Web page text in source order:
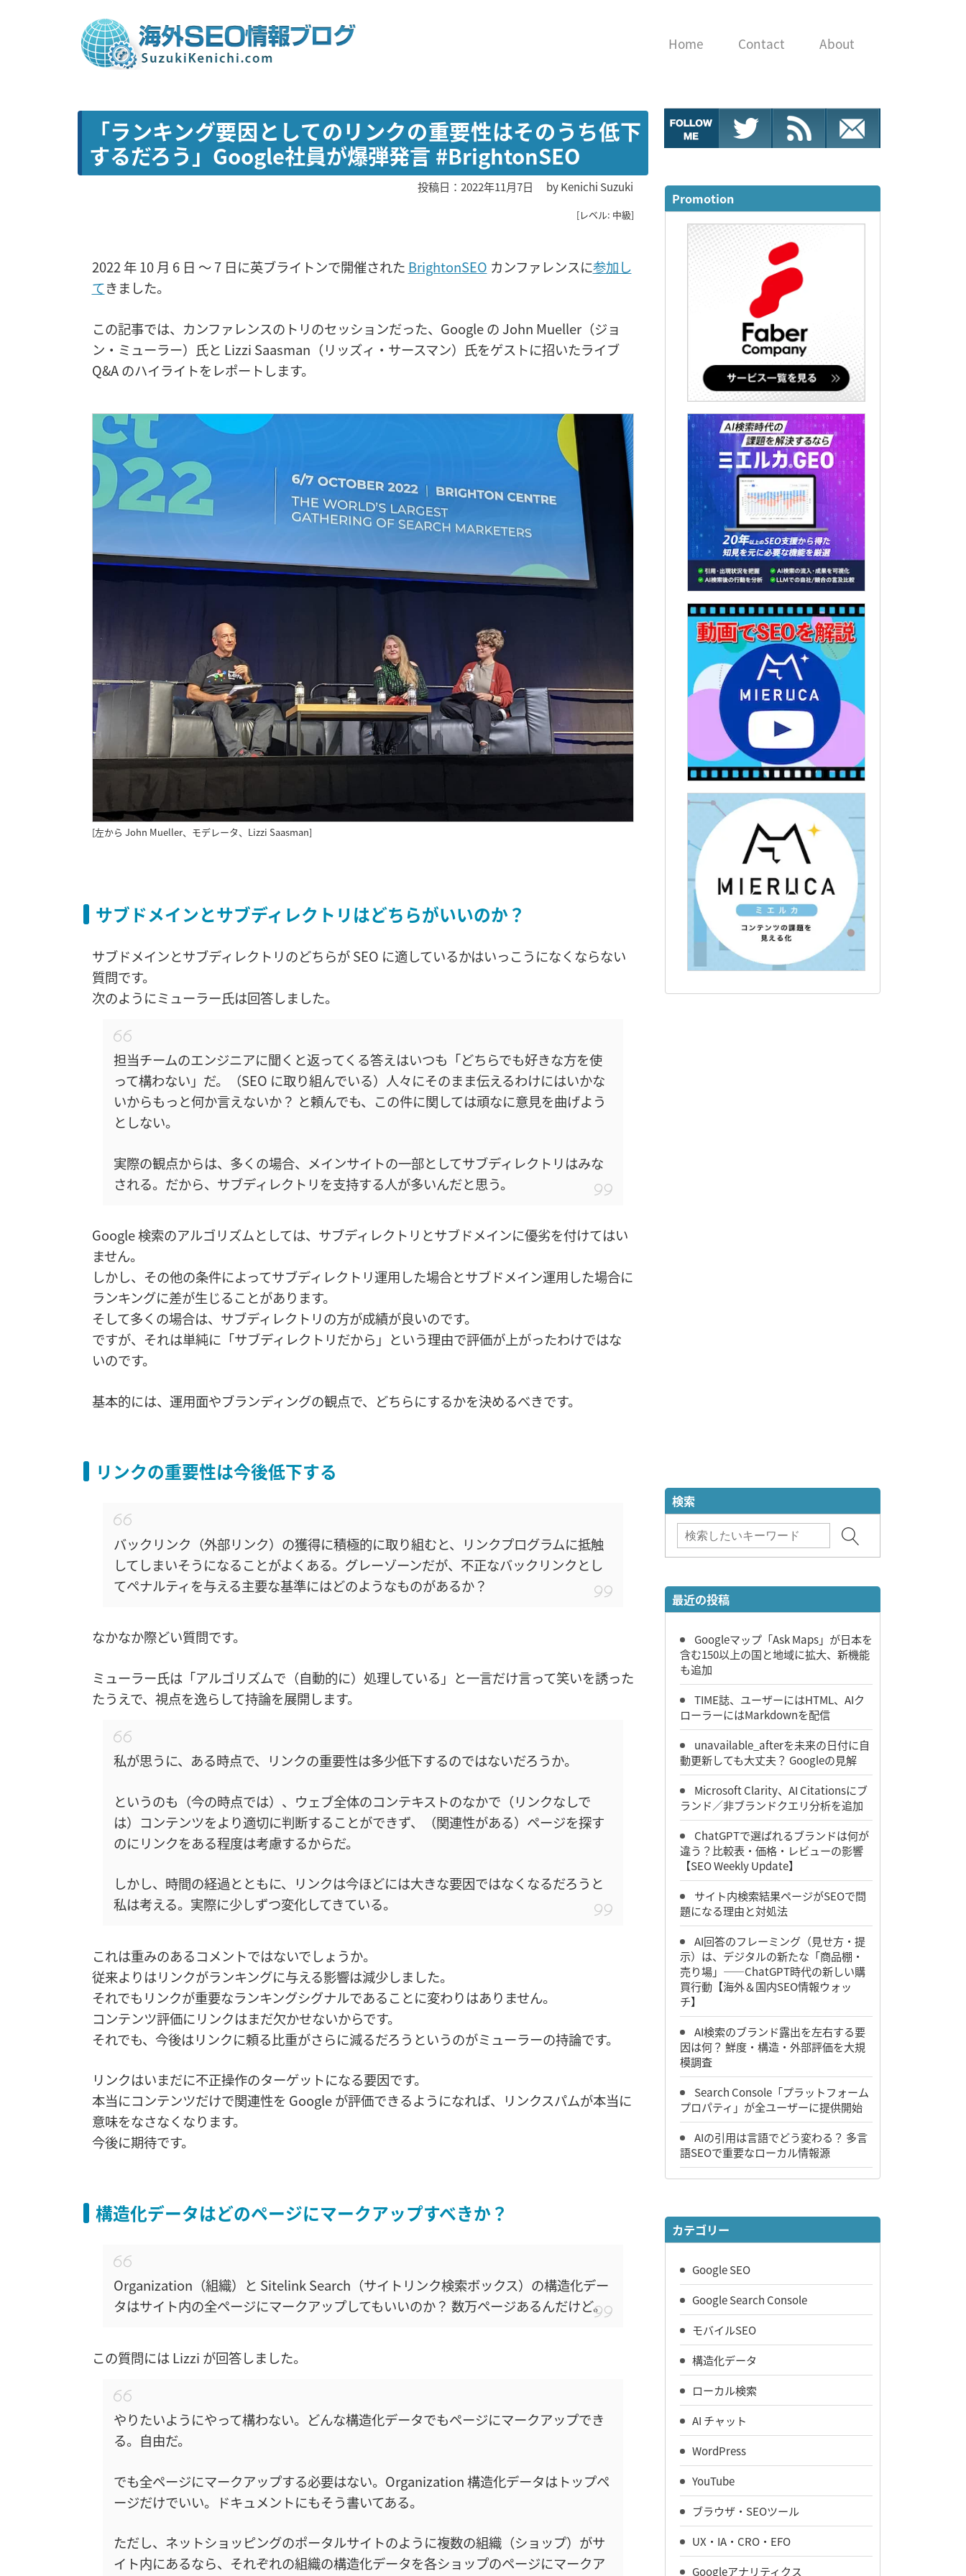
Home Contact About
「ランキング要因としてのリンクの重要性はそのうち低下
するだろう」Google社員が爆弾発言 #BrightonSEO
投稿日：2022年11月7日 byKenichi Suzuki
[レベル: 中級]
2022 年 10 月 6 日 〜 7 日に英ブライトンで開催された BrightonSEO カンファレンスに参加し
てきました。
この記事では、カンファレンスのトリのセッションだった、Google の John Mueller（ジョ
ン・ミューラー）氏と Lizzi Saasman（リッズィ・サースマン）氏をゲストに招いたライブ
Q&A のハイライトをレポートします。
[左から John Mueller、モデレータ、Lizzi Saasman]
サブドメインとサブディレクトリはどちらがいいのか？
サブドメインとサブディレクトリのどちらが SEO に適しているかはいっこうになくならない
質問です。
次のようにミューラー氏は回答しました。
担当チームのエンジニアに聞くと返ってくる答えはいつも「どちらでも好きな方を使
って構わない」だ。（SEO に取り組んでいる）人々にそのまま伝えるわけにはいかな
いからもっと何か言えないか？ と頼んでも、この件に関しては頑なに意見を曲げよう
としない。
実際の観点からは、多くの場合、メインサイトの一部としてサブディレクトリはみな
される。だから、サブディレクトリを支持する人が多いんだと思う。
Google 検索のアルゴリズムとしては、サブディレクトリとサブドメインに優劣を付けてはい
ません。
しかし、その他の条件によってサブディレクトリ運用した場合とサブドメイン運用した場合に
ランキングに差が生じることがあります。
そして多くの場合は、サブディレクトリの方が成績が良いのです。
ですが、それは単純に「サブディレクトリだから」という理由で評価が上がったわけではな
いのです。
基本的には、運用面やブランディングの観点で、どちらにするかを決めるべきです。
リンクの重要性は今後低下する
バックリンク（外部リンク）の獲得に積極的に取り組むと、リンクプログラムに抵触
してしまいそうになることがよくある。グレーゾーンだが、不正なバックリンクとし
てペナルティを与える主要な基準にはどのようなものがあるか？
なかなか際どい質問です。
ミューラー氏は「アルゴリズムで（自動的に）処理している」と一言だけ言って笑いを誘った
たうえで、視点を逸らして持論を展開します。
私が思うに、ある時点で、リンクの重要性は多少低下するのではないだろうか。
というのも（今の時点では）、ウェブ全体のコンテキストのなかで（リンクなしで
は）コンテンツをより適切に判断することができず、（関連性がある）ページを探す
のにリンクをある程度は考慮するからだ。
しかし、時間の経過とともに、リンクは今ほどには大きな要因ではなくなるだろうと
私は考える。実際に少しずつ変化してきている。
これは重みのあるコメントではないでしょうか。
従来よりはリンクがランキングに与える影響は減少しました。
それでもリンクが重要なランキングシグナルであることに変わりはありません。
コンテンツ評価にリンクはまだ欠かせないからです。
それでも、今後はリンクに頼る比重がさらに減るだろうというのがミューラーの持論です。
リンクはいまだに不正操作のターゲットになる要因です。
本当にコンテンツだけで関連性を Google が評価できるようになれば、リンクスパムが本当に
意味をなさなくなります。
今後に期待です。
構造化データはどのページにマークアップすべきか？
Organization（組織）と Sitelink Search（サイトリンク検索ボックス）の構造化デー
タはサイト内の全ページにマークアップしてもいいのか？ 数万ページあるんだけど。
この質問には Lizzi が回答しました。
やりたいようにやって構わない。どんな構造化データでもページにマークアップでき
る。自由だ。
でも全ページにマークアップする必要はない。Organization 構造化データはトップペ
ージだけでいい。ドキュメントにもそう書いてある。
ただし、ネットショッピングのポータルサイトのように複数の組織（ショップ）がサ
イト内にあるなら、それぞれの組織の構造化データを各ショップのページにマークア
Promotion
検索
最近の投稿
Googleマップ「Ask Maps」が日本を
含む150以上の国と地域に拡大、新機能
も追加
TIME誌、ユーザーにはHTML、AIク
ローラーにはMarkdownを配信
unavailable_afterを未来の日付に自
動更新しても大丈夫？ Googleの見解
Microsoft Clarity、AI Citationsにブ
ランド／非ブランドクエリ分析を追加
ChatGPTで選ばれるブランドは何が
違う？比較表・価格・レビューの影響
【SEO Weekly Update】
サイト内検索結果ページがSEOで問
題になる理由と対処法
AI回答のフレーミング（見せ方・提
示）は、デジタルの新たな「商品棚・
売り場」――ChatGPT時代の新しい購
買行動【海外＆国内SEO情報ウォッ
チ】
AI検索のブランド露出を左右する要
因は何？ 鮮度・構造・外部評価を大規
模調査
Search Console「プラットフォーム
プロパティ」が全ユーザーに提供開始
AIの引用は言語でどう変わる？ 多言
語SEOで重要なローカル情報源
カテゴリー
Google SEO
Google Search Console
モバイルSEO
構造化データ
ローカル検索
AI チャット
WordPress
YouTube
ブラウザ・SEOツール
UX・IA・CRO・EFO
Googleアナリティクス